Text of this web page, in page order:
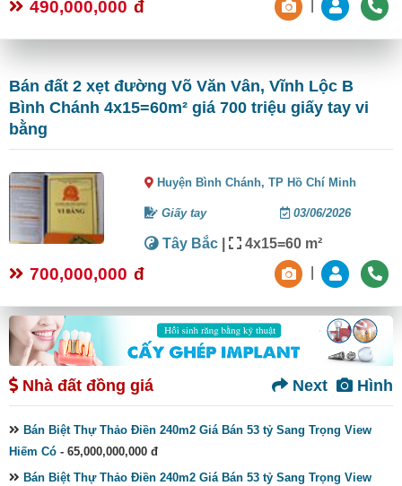
490,000,000 đ
Bán đất 2 xẹt đường Võ Văn Vân, Vĩnh Lộc B
Bình Chánh 4x15=60m² giá 700 triệu giấy tay vi
bằng
Huyện Bình Chánh,TP Hồ Chí Minh
Giấy tay 03/06/2026
Tây Bắc | 4x15=60 m²
700,000,000 đ
Nhà đất đồng giá Hình
Next
Bán Biệt Thự Thảo Điền 240m2 Giá Bán 53 tỷ Sang Trọng View
Hiếm Có - 65,000,000,000 đ
Bán Biệt Thự Thảo Điền 240m2 Giá Bán 53 tỷ Sang Trọng View